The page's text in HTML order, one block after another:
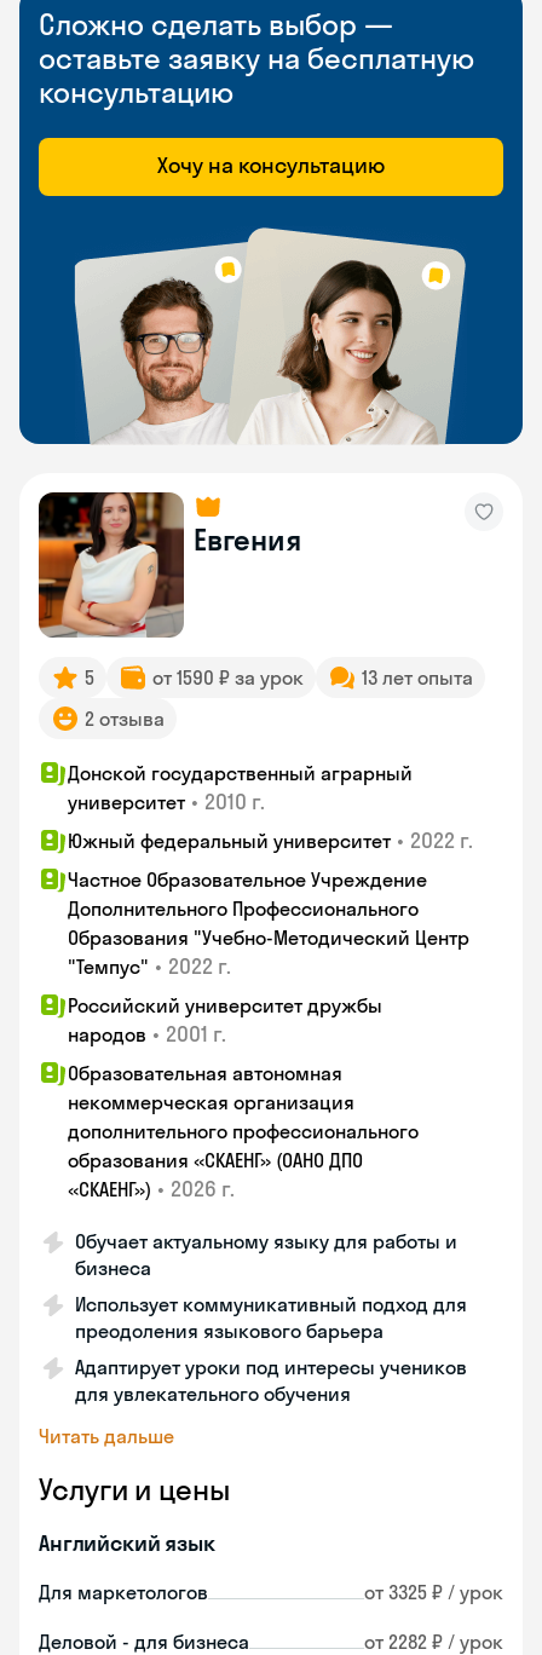
Сложно сделать выбор —
оставьте заявку на бесплатную
консультацию
Хочу на консультацию
Евгения
5 от 1590 ₽ за урок
13 лет опыта
2 отзыва
Донской государственный аграрный
университет • 2010 г.
Южный федеральный университет • 2022 г.
Частное Образовательное Учреждение
Дополнительного Профессионального
Образования "Учебно-Методический Центр
"Темпус" • 2022 г.
Российский университет дружбы
народов • 2001 г.
Образовательная автономная
некоммерческая организация
дополнительного профессионального
образования «СКАЕНГ» (ОАНО ДПО
«СКАЕНГ») • 2026 г.
Обучает актуальному языку для работы и
бизнеса
Использует коммуникативный подход для
преодоления языкового барьера
Адаптирует уроки под интересы учеников
для увлекательного обучения
Читать дальше
Услуги и цены
Английский язык
Для маркетологов от 3325 ₽ / урок
Деловой - для бизнеса от 2282 ₽ / урок